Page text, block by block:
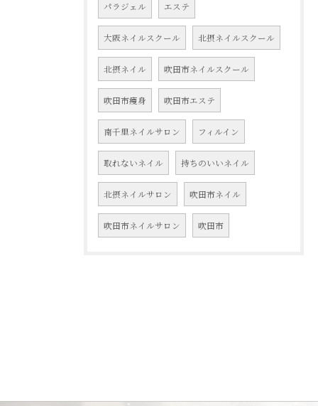
パラジェル エステ
大阪ネイルスクール 北摂ネイルスクール
北摂ネイル 吹田市ネイルスクール
吹田市痩身 吹田市エステ
南千里ネイルサロン フィルイン
取れないネイル 持ちのいいネイル
北摂ネイルサロン 吹田市ネイル
吹田市ネイルサロン 吹田市